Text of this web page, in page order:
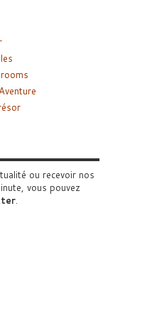
ou recevoir nos
vous pouvez
.